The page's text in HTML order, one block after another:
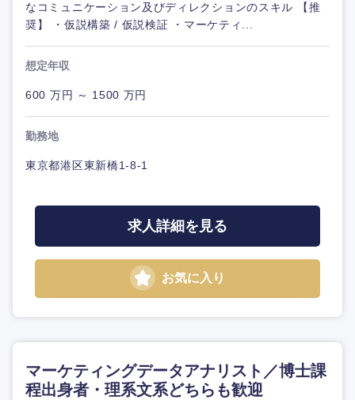
なコミュニケーション及びディレクションのスキル 【推
奨】 ・仮説構築 / 仮説検証 ・マーケティ...
想定年収
600 万円 ～ 1500 万円
勤務地
東京都港区東新橋1-8-1
求人詳細を見る
お気に入り
マーケティングデータアナリスト／博士課
程出身者・理系文系どちらも歓迎